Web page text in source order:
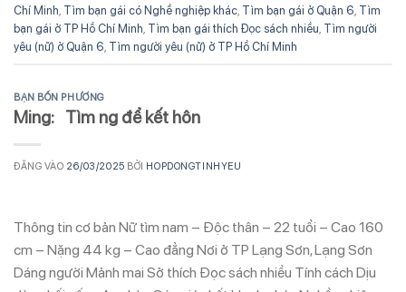
Chí Minh Tìm bạn gái có Nghề nghiệp khác Tìm bạn gái ở Quận 6 Tìm
bạn gái ở TP Hồ Chí Minh Tìm bạn gái thích Đọc sách nhiều Tìm người
yêu (nữ) ở Quận 6 Tìm người yêu (nữ) ở TP Hồ Chí Minh
BẠN BỐN PHƯƠNG
Ming: Tìm ng để kết hôn
ĐĂNG VÀO 26/03/2025 BỞI HOPDONGTINHYEU
Thông tin cơ bản Nữ tìm nam – Độc thân – 22 tuổi – Cao 160
cm – Nặng 44 kg – Cao đẳng Nơi ở TP Lạng Sơn, Lạng Sơn
Dáng người Mảnh mai Sở thích Đọc sách nhiều Tính cách Dịu